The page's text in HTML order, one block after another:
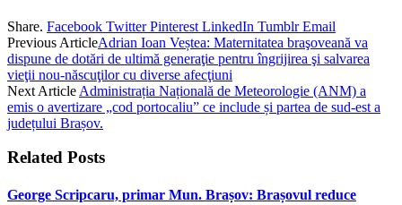
Share. Facebook Twitter Pinterest LinkedIn Tumblr Email
Previous ArticleAdrian Ioan Veștea: Maternitatea braşoveană va
dispune de dotări de ultimă generaţie pentru îngrijirea şi salvarea
vieţii nou-născuţilor cu diverse afecţiuni
Next Article Administrația Națională de Meteorologie (ANM) a
emis o avertizare „cod portocaliu” ce include și partea de sud-est a
județului Brașov.
Related Posts
George Scripcaru, primar Mun. Brașov: Brașovul reduce